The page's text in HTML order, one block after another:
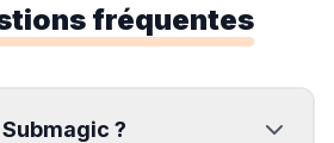
fréquentes
?